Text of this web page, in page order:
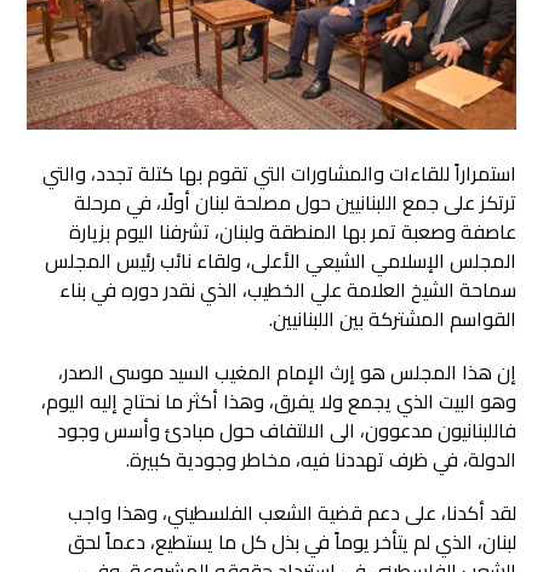
استمراراً للقاءات والمشاورات التي تقوم بها كتلة تجدد، والتي
ترتكز على جمع اللبنانيين حول مصلحة لبنان أولًا، في مرحلة
عاصفة وصعبة تمر بها المنطقة ولبنان، تشرفنا اليوم بزيارة
المجلس الإسلامي الشيعي الأعلى، ولقاء نائب رئيس المجلس
سماحة الشيخ العلامة علي الخطيب، الذي نقدر دوره في بناء
القواسم المشتركة بين اللبنانيين.
إن هذا المجلس هو إرث الإمام المغيب السيد موسى الصدر،
وهو البيت الذي يجمع ولا يفرق، وهذا أكثر ما نحتاج إليه اليوم،
فاللبنانيون مدعوون، الى الالتفاف حول مبادئ وأسس وجود
الدولة، في ظرف تهددنا فيه، مخاطر وجودية كبيرة.
لقد أكدنا، على دعم قضية الشعب الفلسطيني، وهذا واجب
لبنان، الذي لم يتأخر يوماً في بذل كل ما يستطيع، دعماً لحق